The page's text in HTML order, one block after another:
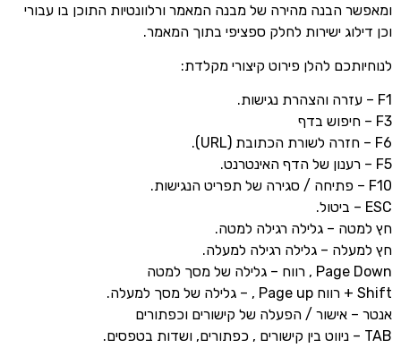
ומאפשר הבנה מהירה של מבנה המאמר ורלוונטיות התוכן בו עבורי
וכן דילוג ישירות לחלק ספציפי בתוך המאמר.
לנוחיותכם להלן פירוט קיצורי מקלדת:
F1 – עזרה והצהרת נגישות.
F3 – חיפוש בדף
F6 – חזרה לשורת הכתובת (URL).
F5 – רענון של הדף האינטרנט.
F10 – פתיחה / סגירה של תפריט הנגישות.
ESC – ביטול.
חץ למטה – גלילה רגילה למטה.
חץ למעלה – גלילה רגילה למעלה.
Page Down , רווח – גלילה של מסך למטה
Shift + רווח Page up , – גלילה של מסך למעלה.
אנטר – אישור / הפעלה של קישורים וכפתורים
TAB – ניווט בין קישורים , כפתורים, ושדות בטפסים.